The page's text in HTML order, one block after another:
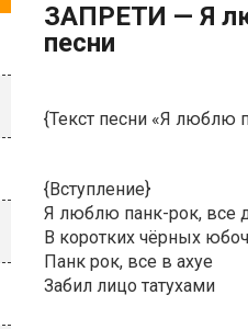
ЗAПPETИ — Я
песни
{Текст песни «Я люблю
{Вступление}
Я люблю панк-рок, все
В коротких чёрных
Панк рок, все в ахуе
Забил лицо татухами